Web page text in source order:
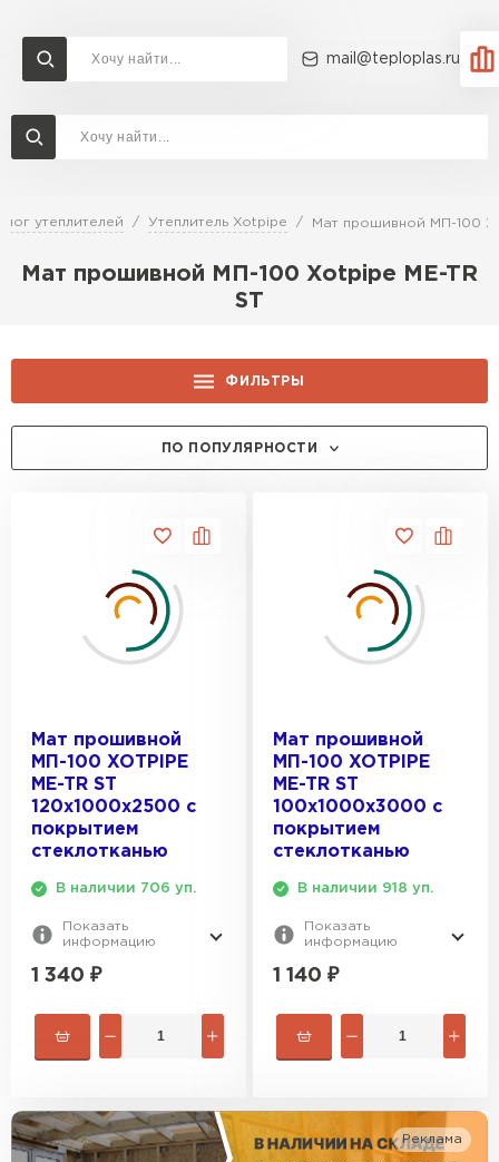
mail@teploplas.ru
утеплителей Утеплитель Xotpipe Мат прошивной МП-100
Мат прошивной МП-100 Xotpipe ME-TR
ST
ФИЛЬТРЫ
ДЛИНА, ММ:
2500
5000
6000
ПО ПОПУЛЯРНОСТИ
Мат прошивной
МП-100 XOTPIPE
ME-TR ST
120х1000х2500 с
покрытием
стеклотканью
В наличии 706 уп.
Показать
информацию
1 340 ₽
Мат прошивной
МП-100 XOTPIPE
ME-TR ST
100х1000х3000 с
покрытием
стеклотканью
В наличии 918 уп.
Показать
информацию
1 140 ₽
Реклама
Доставка и оплата
Перейти в каталог
Утеплитель Ветонит
Утеплитель Profiplex
Утеплитель Дирок
Утеплитель Белтеп
ПЕРЕЙТИ
Утеплитель Тизол
ПЕРЕЙТИ
Утеплитель Ruspanel
Утеплитель Rockwool
Утеплитель Пеноплекс
Утеплитель Урса
Утеплитель Isoroc
Утеплитель Изовол
Утеплитель Paroc
Утеплитель Изомин
Утеплитель Юматекс
Утеплитель Теплекс